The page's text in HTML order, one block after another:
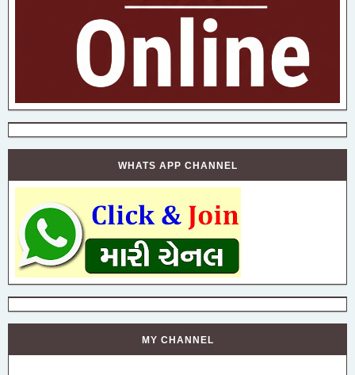
WHATS APP CHANNEL
MY CHANNEL